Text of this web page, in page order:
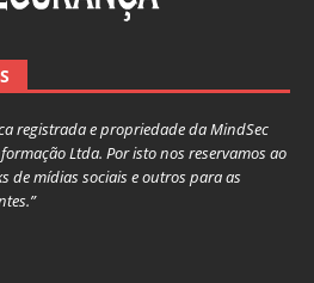
registrada e propriedade da MindSec
Ltda. Por isto nos reservamos ao
de mídias sociais e outros para as